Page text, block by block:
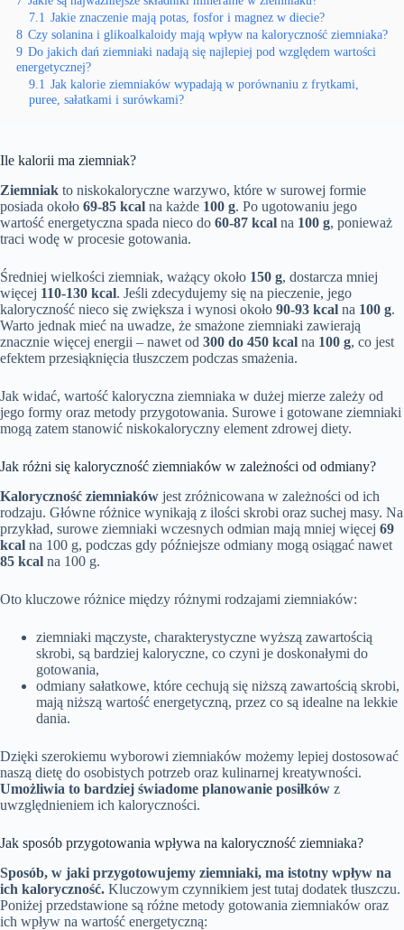
7.1 Jakie znaczenie mają potas, fosfor i magnez w diecie?
8 Czy solanina i glikoalkaloidy mają wpływ na kaloryczność ziemniaka?
9 Do jakich dań ziemniaki nadają się najlepiej pod względem wartości
energetycznej?
9.1 Jak kalorie ziemniaków wypadają w porównaniu z frytkami,
puree, sałatkami i surówkami?
Ile kalorii ma ziemniak?
Ziemniak to niskokaloryczne warzywo, które w surowej formie
posiada około 69-85 kcal na każde 100 g. Po ugotowaniu jego
wartość energetyczna spada nieco do 60-87 kcal na 100 g, ponieważ
traci wodę w procesie gotowania.
Średniej wielkości ziemniak, ważący około 150 g, dostarcza mniej
więcej 110-130 kcal. Jeśli zdecydujemy się na pieczenie, jego
kaloryczność nieco się zwiększa i wynosi około 90-93 kcal na 100 g.
Warto jednak mieć na uwadze, że smażone ziemniaki zawierają
znacznie więcej energii – nawet od 300 do 450 kcal na 100 g, co jest
efektem przesiąknięcia tłuszczem podczas smażenia.
Jak widać, wartość kaloryczna ziemniaka w dużej mierze zależy od
jego formy oraz metody przygotowania. Surowe i gotowane ziemniaki
mogą zatem stanowić niskokaloryczny element zdrowej diety.
Jak różni się kaloryczność ziemniaków w zależności od odmiany?
Kaloryczność ziemniaków jest zróżnicowana w zależności od ich
rodzaju. Główne różnice wynikają z ilości skrobi oraz suchej masy. Na
przykład, surowe ziemniaki wczesnych odmian mają mniej więcej 69
kcal na 100 g, podczas gdy późniejsze odmiany mogą osiągać nawet
85 kcal na 100 g.
Oto kluczowe różnice między różnymi rodzajami ziemniaków:
ziemniaki mączyste, charakterystyczne wyższą zawartością
skrobi, są bardziej kaloryczne, co czyni je doskonałymi do
gotowania,
odmiany sałatkowe, które cechują się niższą zawartością skrobi,
mają niższą wartość energetyczną, przez co są idealne na lekkie
dania.
Dzięki szerokiemu wyborowi ziemniaków możemy lepiej dostosować
naszą dietę do osobistych potrzeb oraz kulinarnej kreatywności.
Umożliwia to bardziej świadome planowanie posiłków z
uwzględnieniem ich kaloryczności.
Jak sposób przygotowania wpływa na kaloryczność ziemniaka?
Sposób, w jaki przygotowujemy ziemniaki, ma istotny wpływ na
ich kaloryczność. Kluczowym czynnikiem jest tutaj dodatek tłuszczu.
Poniżej przedstawione są różne metody gotowania ziemniaków oraz
ich wpływ na wartość energetyczną: